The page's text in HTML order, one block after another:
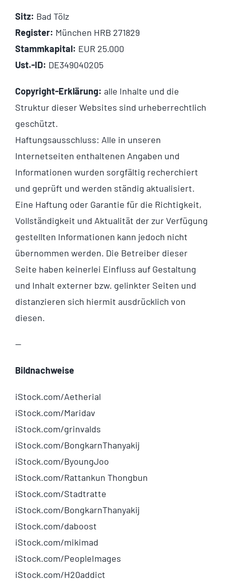
Sitz: Bad Tölz
Register: München HRB 271829
Stammkapital: EUR 25.000
Ust.-ID: DE349040205
Copyright-Erklärung: alle Inhalte und die
Struktur dieser Websites sind urheberrechtlich
geschützt.
Haftungsausschluss: Alle in unseren
Internetseiten enthaltenen Angaben und
Informationen wurden sorgfältig recherchiert
und geprüft und werden ständig aktualisiert.
Eine Haftung oder Garantie für die Richtigkeit,
Vollständigkeit und Aktualität der zur Verfügung
gestellten Informationen kann jedoch nicht
übernommen werden. Die Betreiber dieser
Seite haben keinerlei Einfluss auf Gestaltung
und Inhalt externer bzw. gelinkter Seiten und
distanzieren sich hiermit ausdrücklich von
diesen.
—
Bildnachweise
iStock.com/Aetherial
iStock.com/Maridav
iStock.com/grinvalds
iStock.com/BongkarnThanyakij
iStock.com/ByoungJoo
iStock.com/Rattankun Thongbun
iStock.com/Stadtratte
iStock.com/BongkarnThanyakij
iStock.com/daboost
iStock.com/mikimad
iStock.com/PeopleImages
iStock.com/H20addict